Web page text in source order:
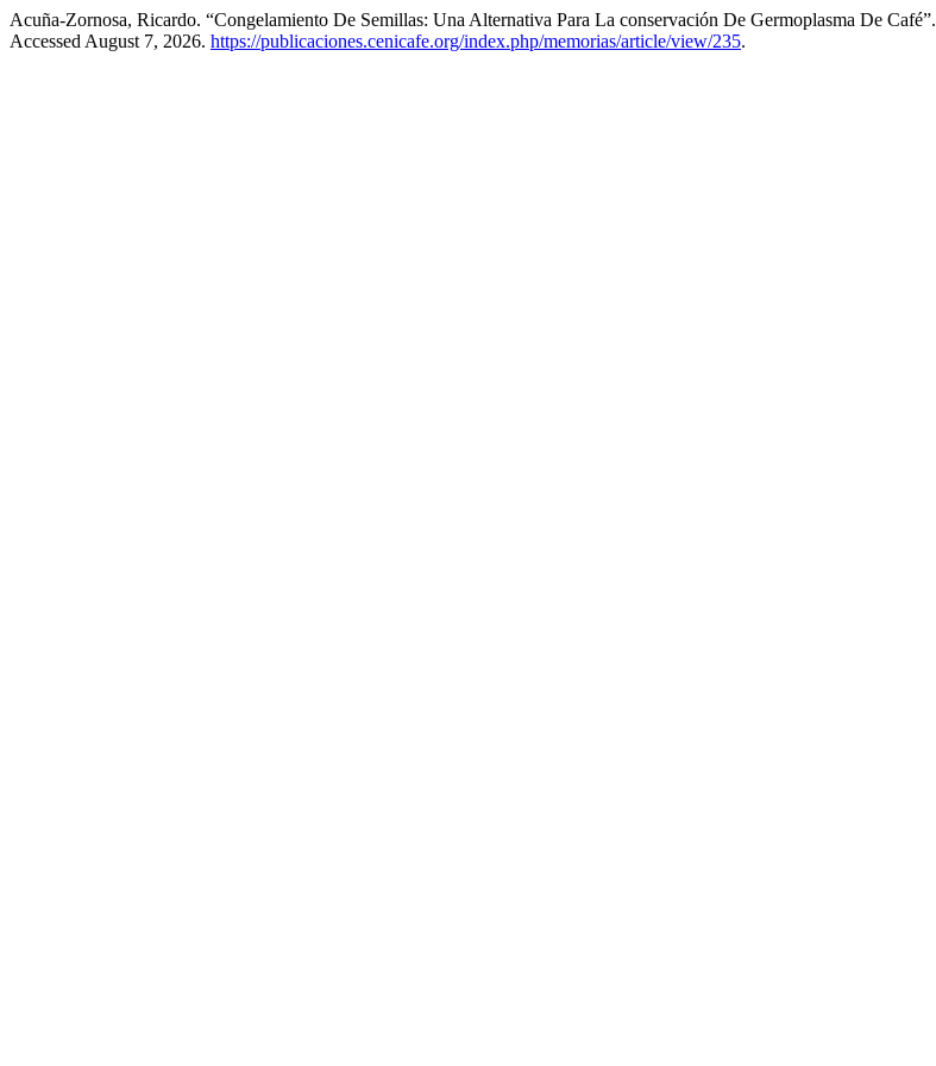
Acuña-Zornosa, Ricardo. “Congelamiento De Semillas: Una Alternativa Para La conservación De Germoplasma De Café”.
Accessed August 7, 2026. https://publicaciones.cenicafe.org/index.php/memorias/article/view/235.